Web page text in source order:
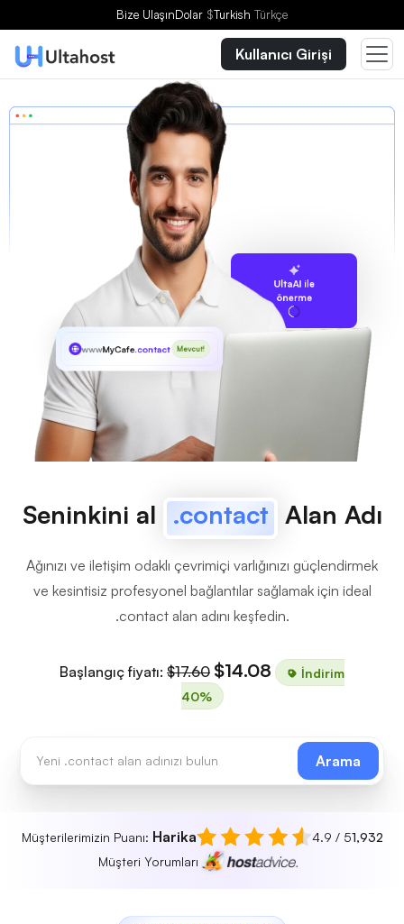
Bize UlaşınDolar $Turkish Türkçe
Kullanıcı Girişi
UltaAI ile
önerme
wwwMyCafe.contact Mevcut!
Seninkini al .contact Alan Adı
Ağınızı ve iletişim odaklı çevrimiçi varlığınızı güçlendirmek
ve kesintisiz profesyonel bağlantılar sağlamak için ideal
.contact alan adını keşfedin.
Başlangıç fiyatı: $17.60 $14.08
İndirim
40%
Arama
Müşterilerimizin Puanı: Harika 4.9 / 51,932
Müşteri Yorumları